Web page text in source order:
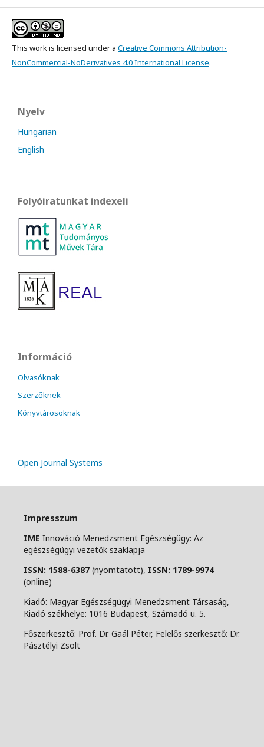
This work is licensed under a Creative Commons Attribution-
NonCommercial-NoDerivatives 4.0 International License.
Nyelv
Hungarian
English
Folyóiratunkat indexeli
Információ
Olvasóknak
Szerzőknek
Könyvtárosoknak
Open Journal Systems
Impresszum
IME Innováció Menedzsment Egészségügy: Az
egészségügyi vezetők szaklapja
ISSN: 1588-6387 (nyomtatott), ISSN: 1789-9974
(online)
Kiadó: Magyar Egészségügyi Menedzsment Társaság,
Kiadó székhelye: 1016 Budapest, Számadó u. 5.
Főszerkesztő: Prof. Dr. Gaál Péter, Felelős szerkesztő: Dr.
Pásztélyi Zsolt